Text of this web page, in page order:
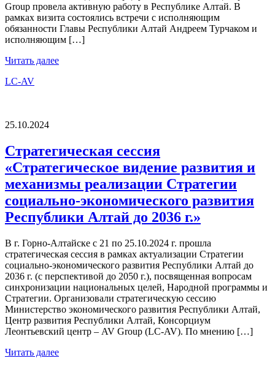
Group провела активную работу в Республике Алтай. В
рамках визита состоялись встречи с исполняющим
обязанности Главы Республики Алтай Андреем Турчаком и
исполняющим […]
Читать далее
LC-AV
25.10.2024
Стратегическая сессия
«Стратегическое видение развития и
механизмы реализации Стратегии
социально-экономического развития
Республики Алтай до 2036 г.»
В г. Горно-Алтайске с 21 по 25.10.2024 г. прошла
стратегическая сессия в рамках актуализации Стратегии
социально-экономического развития Республики Алтай до
2036 г. (с перспективой до 2050 г.), посвященная вопросам
синхронизации национальных целей, Народной программы и
Стратегии. Организовали стратегическую сессию
Министерство экономического развития Республики Алтай,
Центр развития Республики Алтай, Консорциум
Леонтьевский центр – AV Group (LC-AV). По мнению […]
Читать далее